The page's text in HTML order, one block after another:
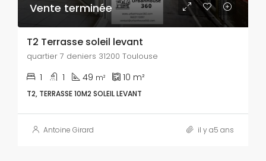
Vente terminée
T2 Terrasse soleil levant
quartier 7 deniers 31200 Toulouse
1 1 49 m² 10 m²
T2, TERRASSE 10M2 SOLEIL LEVANT
Antoine Girard il y a5 ans